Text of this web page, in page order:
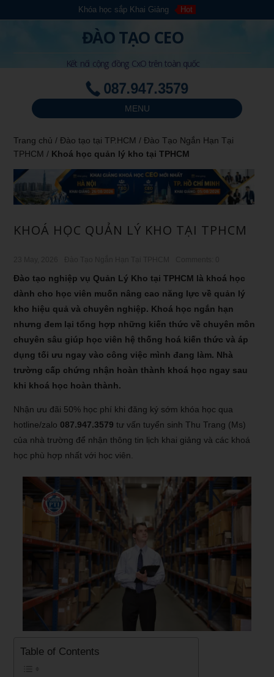
Khóa học sắp Khai Giảng Hot
ĐÀO TẠO CEO
Kết nối cộng đồng CxO trên toàn quốc
087.947.3579
MENU
Trang chủ /Đào tạo tại TP.HCM /Đào Tạo Ngắn Hạn Tại
TPHCM / Khoá học quản lý kho tại TPHCM
KHOÁ HỌC QUẢN LÝ KHO TẠI TPHCM
Đào tạo nghiệp vụ Quản Lý Kho tại TPHCM là khoá học
dành cho học viên muốn nâng cao năng lực về quản lý
kho hiệu quả và chuyên nghiệp. Khoá học ngắn hạn
nhưng đem lại tổng hợp những kiến thức về chuyên môn
chuyên sâu giúp học viên hệ thống hoá kiến thức và áp
dụng tối ưu ngay vào công việc mình đang làm. Nhà
trường cấp chứng nhận hoàn thành khoá học ngay sau
khi khoá học hoàn thành.
Nhận ưu đãi 50% học phí khi đăng ký sớm khóa học qua
hotline/zalo 087.947.3579 tư vấn tuyển sinh Thu Trang (Ms)
của nhà trường để nhận thông tin lịch khai giảng và các khoá
học phù hợp nhất với học viên.
Table of Contents